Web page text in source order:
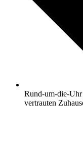
Rund-um-die-
vertrauten